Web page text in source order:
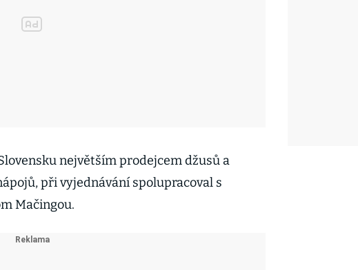
největším prodejcem džusů a
při vyjednávání spolupracoval s
Mačingou.